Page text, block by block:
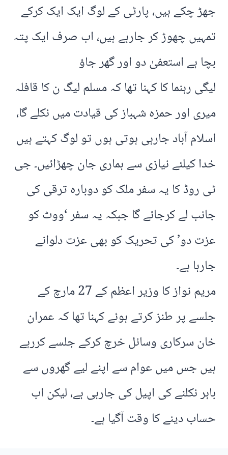
جھڑ چکے ہیں، پارٹی کے لوگ ایک ایک کرکے
تمہیں چھوڑ کر جارہے ہیں، اب صرف ایک پتہ
بچا ہے استعفیٰ دو اور گھر جاؤ
لیگی رہنما کا کہنا تھا کہ مسلم لیگ ن کا قافلہ
میری اور حمزہ شہباز کی قیادت میں نکلے گا،
اسلام آباد جارہی ہوتی ہوں تو لوگ کہتے ہیں
خدا کیلئے نیازی سے ہماری جان چھڑائیں۔ جی
ٹی روڈ کا یہ سفر ملک کو دوبارہ ترقی کی
جانب لے کرجائے گا جبکہ یہ سفر ‘ووٹ کو
عزت دو’ کی تحریک کو بھی عزت دلوانے
جارہا ہے۔
مریم نواز کا وزیر اعظم کے 27 مارچ کے
جلسے پر طنز کرتے ہوئے کہنا تھا کہ عمران
خان سرکاری وسائل خرچ کرکے جلسے کررہے
ہیں جس میں عوام سے اپنے لیے گھروں سے
باہر نکلنے کی اپیل کی جارہی ہے، لیکن اب
حساب دینے کا وقت آگیا ہے۔